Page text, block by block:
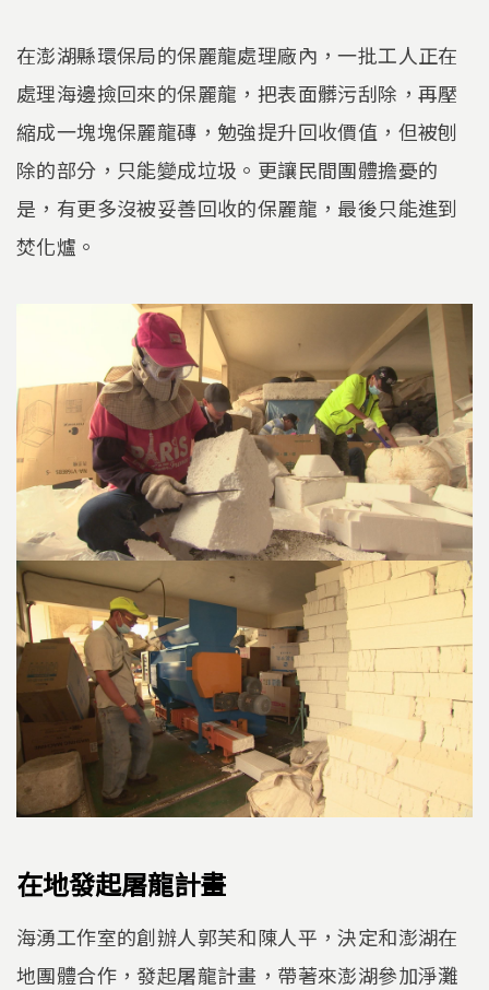
在澎湖縣環保局的保麗龍處理廠內，一批工人正在
處理海邊撿回來的保麗龍，把表面髒污刮除，再壓
縮成一塊塊保麗龍磚，勉強提升回收價值，但被刨
除的部分，只能變成垃圾。更讓民間團體擔憂的
是，有更多沒被妥善回收的保麗龍，最後只能進到
焚化爐。
在地發起屠龍計畫
海湧工作室的創辦人郭芙和陳人平，決定和澎湖在
地團體合作，發起屠龍計畫，帶著來澎湖參加淨灘